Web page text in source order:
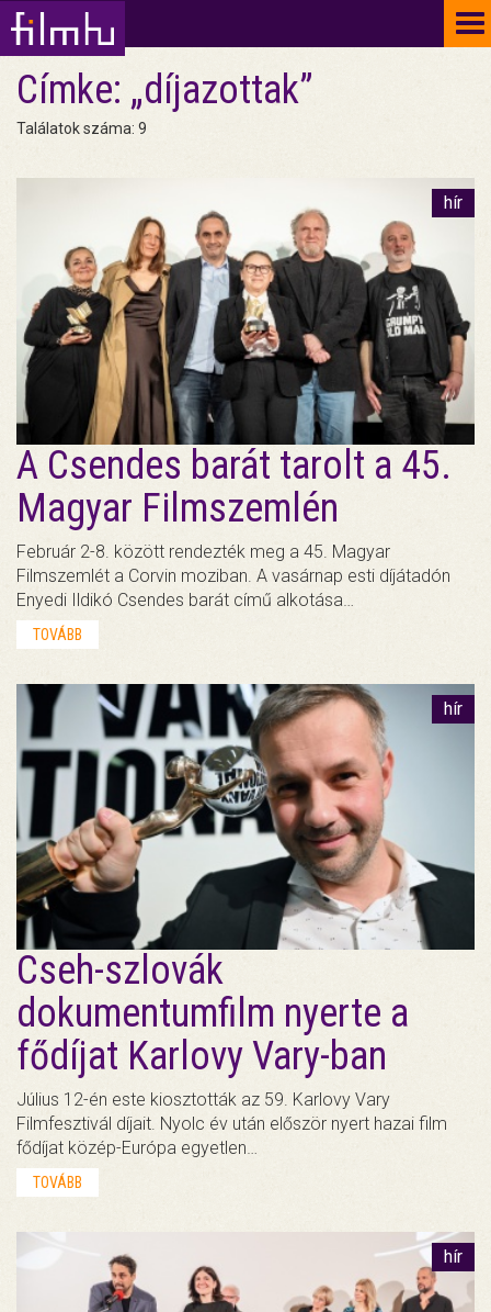
Címke: „díjazottak”
Találatok száma: 9
hír
A Csendes barát tarolt a 45.
Magyar Filmszemlén
Február 2-8. között rendezték meg a 45. Magyar
Filmszemlét a Corvin moziban. A vasárnap esti díjátadón
Enyedi Ildikó Csendes barát című alkotása…
TOVÁBB
hír
Cseh-szlovák
dokumentumfilm nyerte a
fődíjat Karlovy Vary-ban
Július 12-én este kiosztották az 59. Karlovy Vary
Filmfesztivál díjait. Nyolc év után először nyert hazai film
fődíjat közép-Európa egyetlen…
TOVÁBB
hír